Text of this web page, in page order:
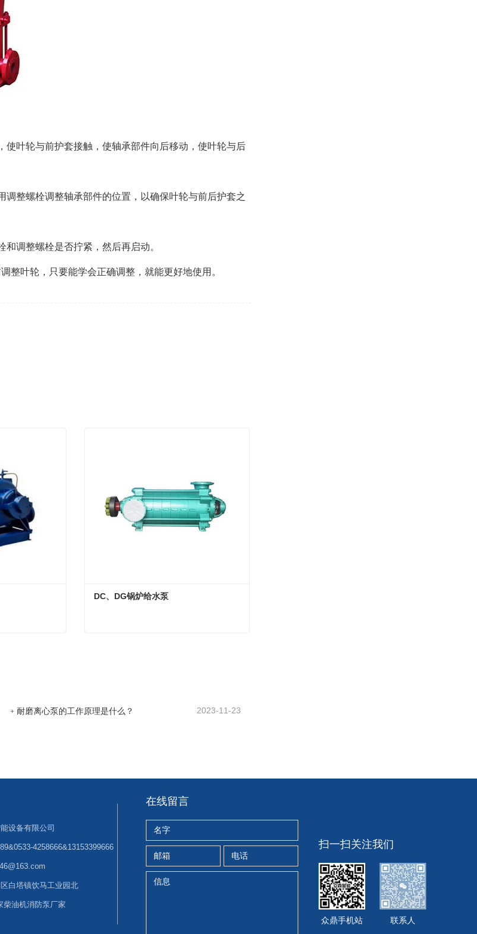
叶轮与前护套接触，使轴承部件向后移动，使叶轮与后
整螺栓调整轴承部件的位置，以确保叶轮与前后护套之
调整螺栓是否拧紧，然后再启动。
整叶轮，只要能学会正确调整，就能更好地使用。
DC、DG锅炉给水泵
耐磨离心泵的工作原理是什么？ 2023-11-23
设备有限公司
4258666&13153399666
白塔镇饮马工业园北
柴油机消防泵厂家
在线留言
扫一扫关注我们
众鼎手机站 联系人